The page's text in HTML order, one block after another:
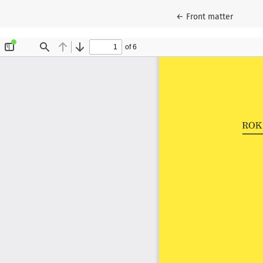
← Wróć do szczegółów
Front matter